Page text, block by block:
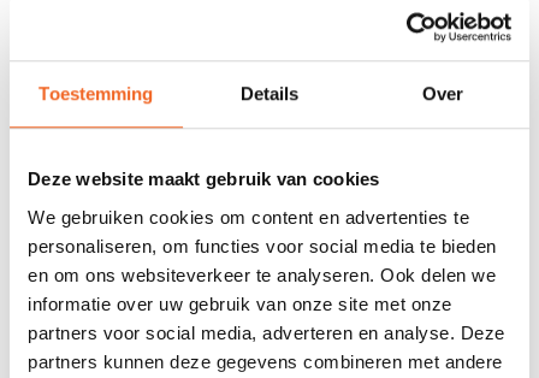
Toestemming Details Over
Deze website maakt gebruik van cookies
We gebruiken cookies om content en advertenties te
personaliseren, om functies voor social media te bieden
en om ons websiteverkeer te analyseren. Ook delen we
informatie over uw gebruik van onze site met onze
partners voor social media, adverteren en analyse. Deze
partners kunnen deze gegevens combineren met andere
Gemaakt van 5 mm latex versterkt neopreen
Silicone AO print aan de onderzijde (antislip)
Shockcord van 11 mm (elastiek)
Geen naden in het dek
REVIEWS
Nog niet gewaardeerd